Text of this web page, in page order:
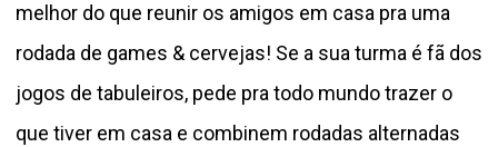
melhor do que reunir os amigos em casa pra uma
rodada de games & cervejas! Se a sua turma é fã dos
jogos de tabuleiros, pede pra todo mundo trazer o
que tiver em casa e combinem rodadas alternadas